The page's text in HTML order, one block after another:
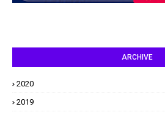
ARCHIVE
2020
2019